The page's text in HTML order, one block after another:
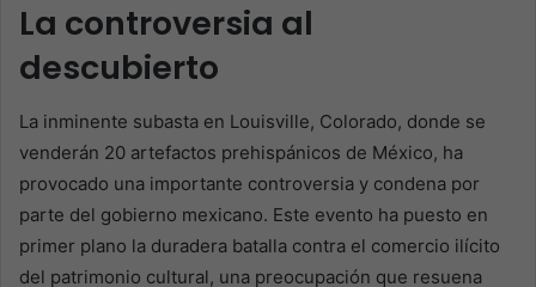
La controversia al
descubierto
La inminente subasta en Louisville, Colorado, donde se
venderán 20 artefactos prehispánicos de México, ha
provocado una importante controversia y condena por
parte del gobierno mexicano. Este evento ha puesto en
primer plano la duradera batalla contra el comercio ilícito
del patrimonio cultural, una preocupación que resuena